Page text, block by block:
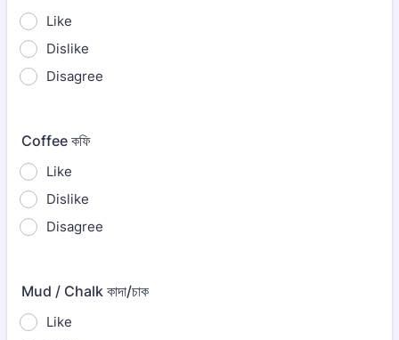
Like
Dislike
Disagree
Coffee কফি
Like
Dislike
Disagree
Mud / Chalk কাদা/চাক
Like